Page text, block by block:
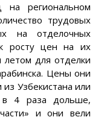
региональном
трудовых
на отделочных
росту цен на их
летом для отделки
Цены они
Узбекистана или
в 4 раза дольше,
и они вели